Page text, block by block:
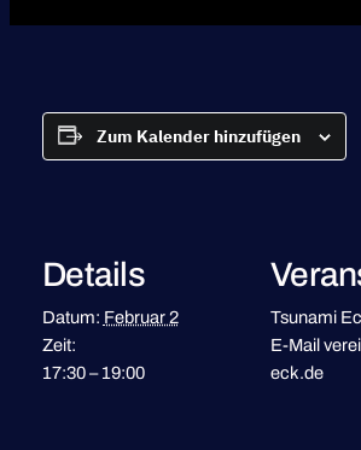
Zum Kalender hinzufügen
Details
Datum: Februar 2
Zeit:
17:30 – 19:00
Tsunami
E-Mail
eck.de